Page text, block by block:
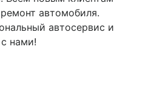
автомобиля.
автосервис и
нами!